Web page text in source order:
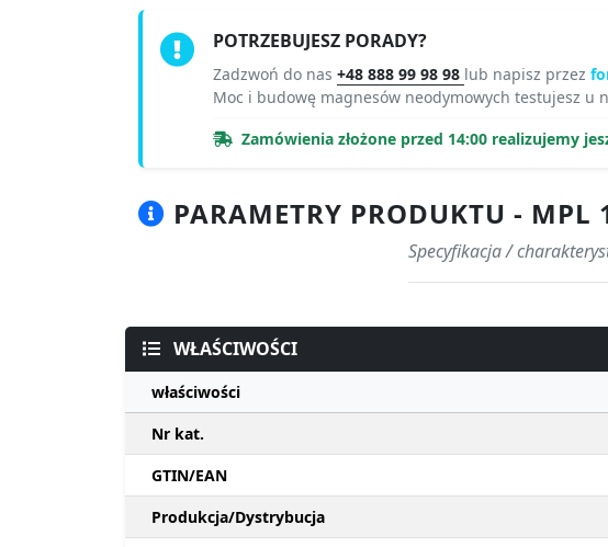
POTRZEBUJESZ PORADY?
Zadzwoń do nas +48 888 99 98 98 lub napisz przez
Moc i budowę magnesów neodymowych testujesz u
Zamówienia złożone przed 14:00 realizujemy
PARAMETRY PRODUKTU -
Specyfikacja /
WŁAŚCIWOŚCI
właściwości
Nr kat.
GTIN/EAN
Produkcja/Dystrybucja